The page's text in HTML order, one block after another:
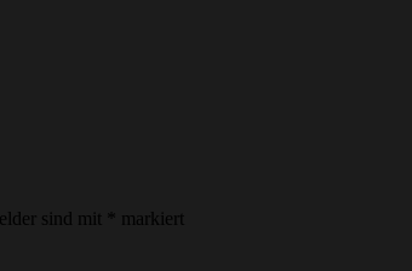
sind mit
markiert